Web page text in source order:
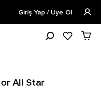
Özel Tüm Ürünlerde
Giriş Yap / Üye Ol
All Star